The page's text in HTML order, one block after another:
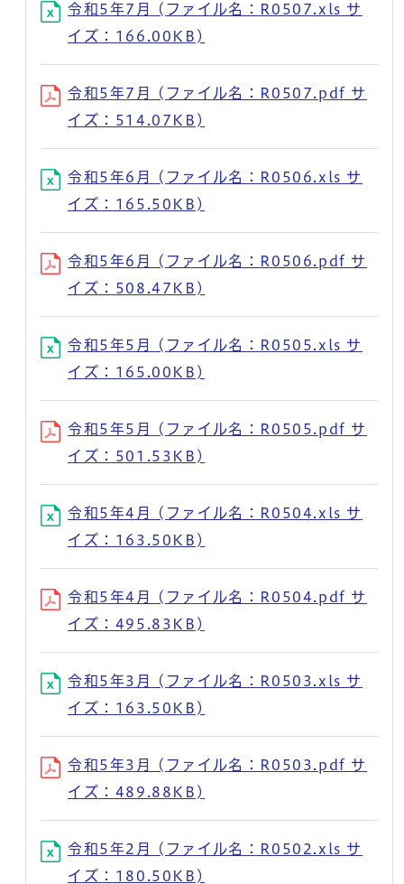
令和5年7月 (ファイル名：R0507.xls サ
イズ：166.00KB)
令和5年7月 (ファイル名：R0507.pdf サ
イズ：514.07KB)
令和5年6月 (ファイル名：R0506.xls サ
イズ：165.50KB)
令和5年6月 (ファイル名：R0506.pdf サ
イズ：508.47KB)
令和5年5月 (ファイル名：R0505.xls サ
イズ：165.00KB)
令和5年5月 (ファイル名：R0505.pdf サ
イズ：501.53KB)
令和5年4月 (ファイル名：R0504.xls サ
イズ：163.50KB)
令和5年4月 (ファイル名：R0504.pdf サ
イズ：495.83KB)
令和5年3月 (ファイル名：R0503.xls サ
イズ：163.50KB)
令和5年3月 (ファイル名：R0503.pdf サ
イズ：489.88KB)
令和5年2月 (ファイル名：R0502.xls サ
イズ：180.50KB)